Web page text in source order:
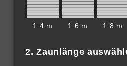
1.4 m 1.6 m 1.8 m
2. Zaunlänge